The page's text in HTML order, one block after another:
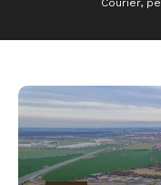
Courier,